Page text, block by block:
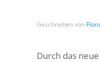
Geschrieben von
Durch das